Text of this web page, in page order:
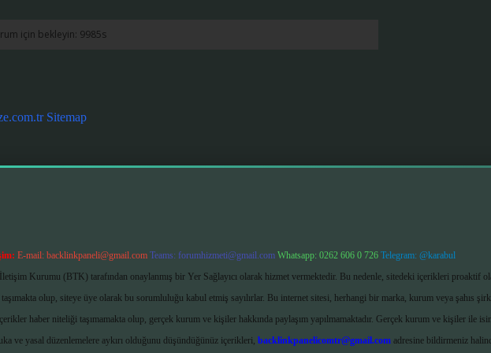
Sitemap
E-mail: backlinkpaneli@gmail.com Teams: forumhizmeti@gmail.com Whatsapp: 0262 606 0 726 Telegram: @karabul
Kurumu (BTK) tarafından onaylanmış bir Yer Sağlayıcı olarak hizmet vermektedir. Bu nedenle, sitedeki içerikleri proaktif
olup, siteye üye olarak bu sorumluluğu kabul etmiş sayılırlar. Bu internet sitesi, herhangi bir marka, kurum veya şahıs
haber niteliği taşımamakta olup, gerçek kurum ve kişiler hakkında paylaşım yapılmamaktadır. Gerçek kurum ve kişiler ile
ve yasal düzenlemelere aykırı olduğunu düşündüğünüz içerikleri, backlinkpanelicomtr@gmail.com adresine bildirmeniz